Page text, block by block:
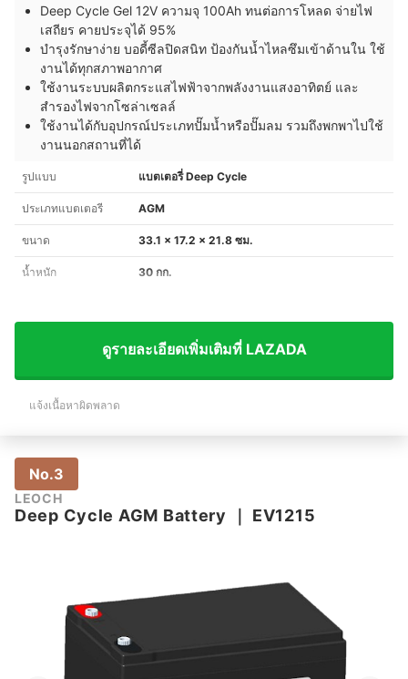
Deep Cycle Gel 12V ความจุ 100Ah ทนต่อการโหลด จ่ายไฟ
เสถียร คายประจุได้ 95%
บำรุงรักษาง่าย บอดี้ซีลปิดสนิท ป้องกันน้ำไหลซึมเข้าด้านใน ใช้
งานได้ทุกสภาพอากาศ
ใช้งานระบบผลิตกระแสไฟฟ้าจากพลังงานแสงอาทิตย์ และ
สำรองไฟจากโซล่าเซลล์
ใช้งานได้กับอุปกรณ์ประเภทปั๊มน้ำหรือปั๊มลม รวมถึงพกพาไปใช้
งานนอกสถานที่ได้
รูปแบบ แบตเตอรี่ Deep Cycle
ประเภทแบตเตอรี AGM
ขนาด 33.1 x 17.2 x 21.8 ซม.
น้ำหนัก 30 กก.
ดูรายละเอียดเพิ่มเติมที่ LAZADA
แจ้งเนื้อหาผิดพลาด
No.3
LEOCH
Deep Cycle AGM Battery EV1215